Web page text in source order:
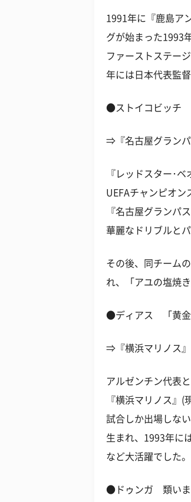
1991年に『鹿島ア
グが始まった1993
ファーストステー
年には日本代表監
●ストイコビッチ
⇒『名古屋グランパ
『レッドスター･
UEFAチャンピオン
『名古屋グランパ
華麗なドリブルと
その後、同チーム
れ、「アユの塩焼
●ディアス 「黄金
⇒『横浜マリノス』
アルゼンチン代表
『横浜マリノス』
試合しか出場しな
生まれ、1993年に
など大活躍でした。
●ドゥンガ 類いま